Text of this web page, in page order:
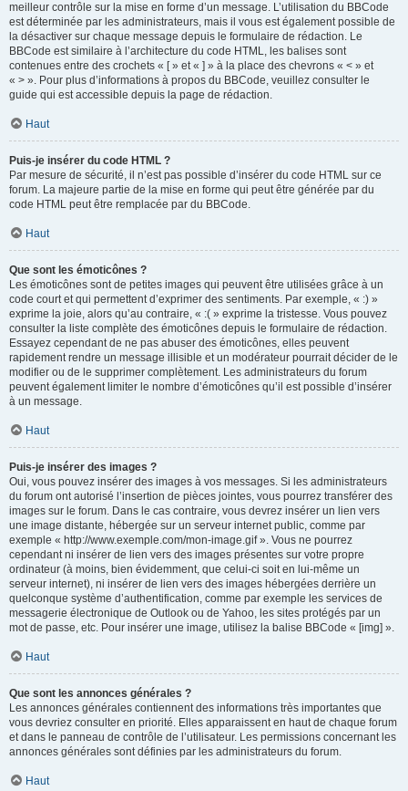
meilleur contrôle sur la mise en forme d’un message. L’utilisation du BBCode
est déterminée par les administrateurs, mais il vous est également possible de
la désactiver sur chaque message depuis le formulaire de rédaction. Le
BBCode est similaire à l’architecture du code HTML, les balises sont
contenues entre des crochets « [ » et « ] » à la place des chevrons « < » et
« > ». Pour plus d’informations à propos du BBCode, veuillez consulter le
guide qui est accessible depuis la page de rédaction.
Haut
Puis-je insérer du code HTML ?
Par mesure de sécurité, il n’est pas possible d’insérer du code HTML sur ce
forum. La majeure partie de la mise en forme qui peut être générée par du
code HTML peut être remplacée par du BBCode.
Haut
Que sont les émoticônes ?
Les émoticônes sont de petites images qui peuvent être utilisées grâce à un
code court et qui permettent d’exprimer des sentiments. Par exemple, « :) »
exprime la joie, alors qu’au contraire, « :( » exprime la tristesse. Vous pouvez
consulter la liste complète des émoticônes depuis le formulaire de rédaction.
Essayez cependant de ne pas abuser des émoticônes, elles peuvent
rapidement rendre un message illisible et un modérateur pourrait décider de le
modifier ou de le supprimer complètement. Les administrateurs du forum
peuvent également limiter le nombre d’émoticônes qu’il est possible d’insérer
à un message.
Haut
Puis-je insérer des images ?
Oui, vous pouvez insérer des images à vos messages. Si les administrateurs
du forum ont autorisé l’insertion de pièces jointes, vous pourrez transférer des
images sur le forum. Dans le cas contraire, vous devrez insérer un lien vers
une image distante, hébergée sur un serveur internet public, comme par
exemple « http://www.exemple.com/mon-image.gif ». Vous ne pourrez
cependant ni insérer de lien vers des images présentes sur votre propre
ordinateur (à moins, bien évidemment, que celui-ci soit en lui-même un
serveur internet), ni insérer de lien vers des images hébergées derrière un
quelconque système d’authentification, comme par exemple les services de
messagerie électronique de Outlook ou de Yahoo, les sites protégés par un
mot de passe, etc. Pour insérer une image, utilisez la balise BBCode « [img] ».
Haut
Que sont les annonces générales ?
Les annonces générales contiennent des informations très importantes que
vous devriez consulter en priorité. Elles apparaissent en haut de chaque forum
et dans le panneau de contrôle de l’utilisateur. Les permissions concernant les
annonces générales sont définies par les administrateurs du forum.
Haut